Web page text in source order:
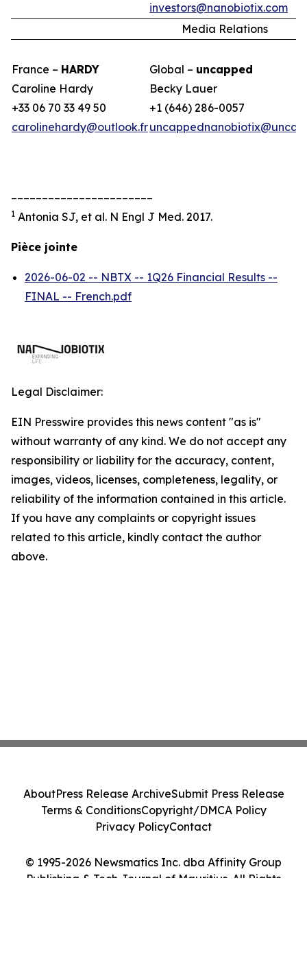
investors@nanobiotix.com
Media Relations
France – HARDY
Caroline Hardy
+33 06 70 33 49 50
carolinehardy@outlook.fr
Global – uncapped
Becky Lauer
+1 (646) 286-0057
1 Antonia SJ, et al. N Engl J Med. 2017.
Pièce jointe
2026-06-02 -- NBTX -- 1Q26 Financial Results --
FINAL -- French.pdf
Legal Disclaimer:
EIN Presswire provides this news content "as is"
without warranty of any kind. We do not accept any
responsibility or liability for the accuracy, content,
images, videos, licenses, completeness, legality, or
reliability of the information contained in this article.
If you have any complaints or copyright issues
related to this article, kindly contact the author
above.
© 1995-2026 Newsmatics Inc. dba Affinity Group
Publishing & Tech Journal of Mauritius. All Rights
AboutPress Release ArchiveSubmit Press Release
Terms & ConditionsCopyright/DMCA Policy
Privacy PolicyContact